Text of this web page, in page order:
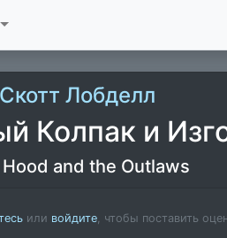
Скотт Лобделл
Колпак и
Hood and the Outlaws
или войдите, чтобы поставить